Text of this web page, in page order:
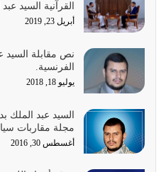
{وَأَعِدُّوا لَهُمْ مَا…
أغسطس 2, 2026
السبب الرئيسي لشقاء الأمة
لحدود الله بالإضافات للدين
أغسطس 1, 2026
أبرز أسباب الشقاء هو
المتمثل في القرآن الكريم
يوليو 31, 2026
القرآنية السيد
أبريل 23, 2019
نص مقابلة السيد
الفرنسية.
يوليو 18, 2018
السيد عبد الملك
مجلة مقاربات
أغسطس 30, 2016